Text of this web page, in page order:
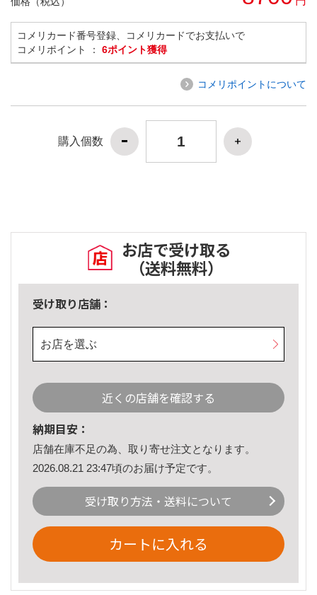
コメリカード番号登録、コメリカードでお支払いで
コメリポイント ： 6ポイント獲得
コメリポイントについて
購入個数
お店で受け取る
（送料無料）
受け取り店舗：
お店を選ぶ
近くの店舗を確認する
納期目安：
店舗在庫不足の為、取り寄せ注文となります。
2026.08.21 23:47頃のお届け予定です。
受け取り方法・送料について
カートに入れる